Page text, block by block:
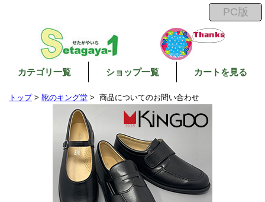
カテゴリ一覧 ショップ一覧 カートを見る
トップ> 靴のキング堂 > 商品についてのお問い合わせ